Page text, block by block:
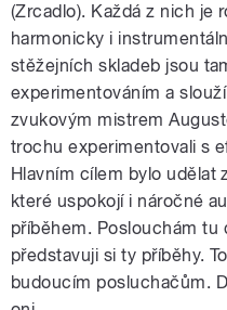
(Zrcadlo). Každá z nich je
harmonicky i
stěžejních skladeb jsou
experimentováním a
zvukovým mistrem
trochu experimentovali s
Hlavním cílem bylo udělat
které uspokojí i náročné
příběhem. Poslouchám tu
představuji si ty příběhy.
budoucím posluchačům.